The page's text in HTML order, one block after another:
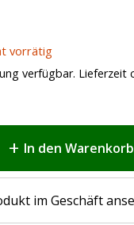
vorrätig
verfügbar. Lieferzeit
In den Warenkorb
im Geschäft